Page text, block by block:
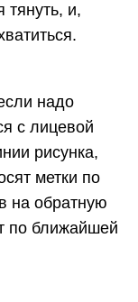
тянуть, и,
надо
с лицевой
рисунка,
метки по
на обратную
по ближайшей